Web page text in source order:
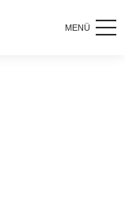
MENÜ